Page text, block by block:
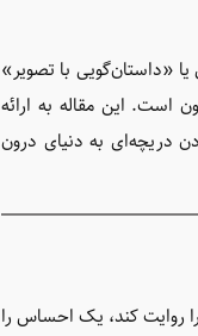
«داستان‌گویی با تصویر»
است. این مقاله به ارائه
دریچه‌ای به دنیای درون
روایت کند، یک احساس را